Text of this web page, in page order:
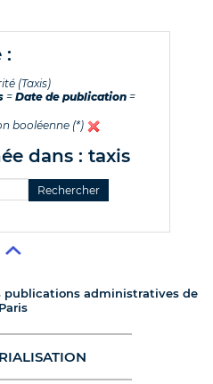
:
(Taxis)
= Date de publication =
booléenne (*)
dans : taxis
publications administratives de